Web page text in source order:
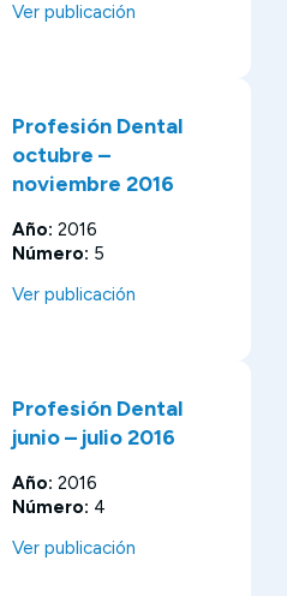
Ver publicación
Profesión Dental
octubre –
noviembre 2016
Año: 2016
Número: 5
Ver publicación
Profesión Dental
junio – julio 2016
Año: 2016
Número: 4
Ver publicación